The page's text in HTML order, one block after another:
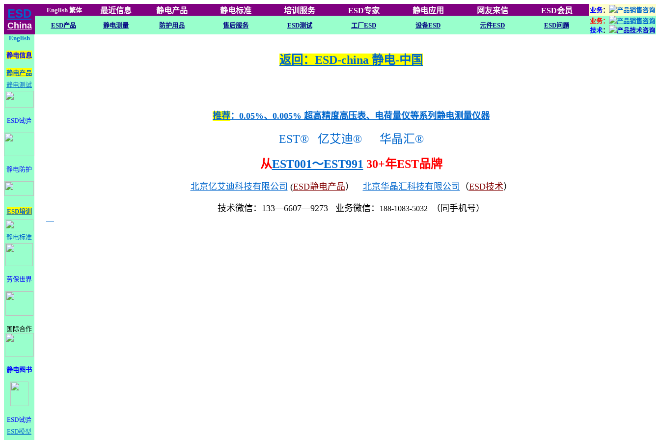
ESD
China
English 繁体 最近信息 静电产品 静电标准 培训 服务 ESD专家 静电应用 网友来信 ESD会员 业务：
ESD产品 静电测量 防护用品 售后服务 ESD测试 工厂ESD 设备ESD 元件ESD ESD问题
业务：
技术：
English
静电信息
静电产品
静电测试
ESD试验
静电防护
ESD培训
静电标准
劳保世界
国际合作
静电图书
ESD试验
ESD模型
返回：ESD-china 静电-中国
推荐：0.05%、0.005% 超高精度高压表、电荷量仪等系列静电测量仪器
EST® 亿艾迪®
华晶汇®
从EST001～EST991 30+年EST品牌
北京亿艾迪科技有限公司 (ESD静电产品） 北京华晶汇科技有限公司 （ESD技术）
技术微信：133—6607—9273 业务微信： 188-1083-5032 （同手机号）